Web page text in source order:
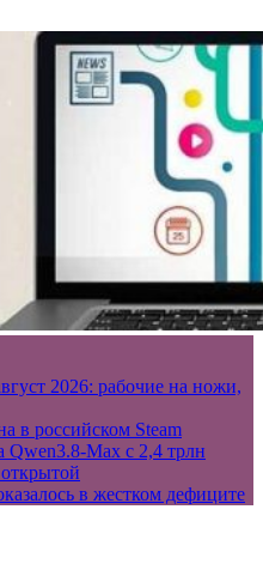
2026: рабочие на ножи,
в российском Steam
Max с 2,4 трлн
в жестком дефиците